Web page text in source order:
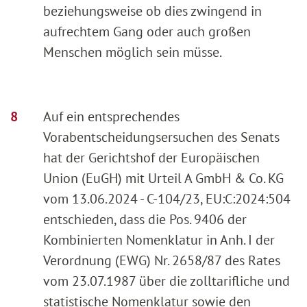
beziehungsweise ob dies zwingend in
aufrechtem Gang oder auch großen
Menschen möglich sein müsse.
Auf ein entsprechendes
Vorabentscheidungsersuchen des Senats
hat der Gerichtshof der Europäischen
Union (EuGH) mit Urteil A GmbH & Co. KG
vom 13.06.2024 - C-104/23, EU:C:2024:504
entschieden, dass die Pos. 9406 der
Kombinierten Nomenklatur in Anh. I der
Verordnung (EWG) Nr. 2658/87 des Rates
vom 23.07.1987 über die zolltarifliche und
statistische Nomenklatur sowie den